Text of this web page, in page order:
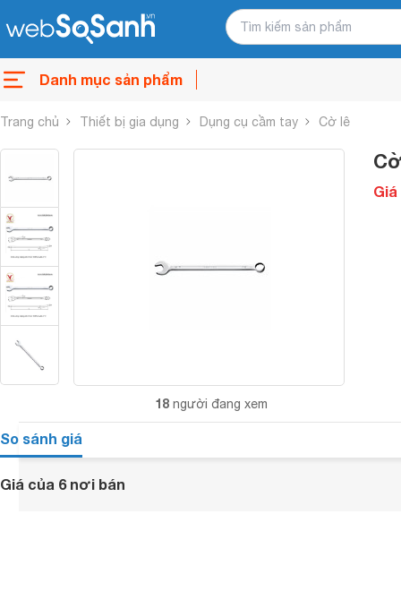
Danh mục sản phẩm
Trang chủ Thiết bị gia dụng Dụng cụ cầm tay Cờ lê
18 người đang xem
So sánh giá
Giá của 6 nơi bán